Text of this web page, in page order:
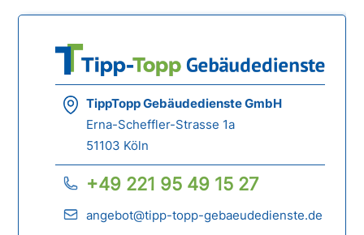
TippTopp Gebäudedienste GmbH
Erna-Scheffler-Strasse 1a
51103 Köln
+49 221 95 49 15 27
angebot@tipp-topp-gebaeudedienste.de